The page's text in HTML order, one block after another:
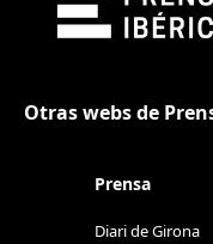
Otras webs de
Prensa
Diari de Girona